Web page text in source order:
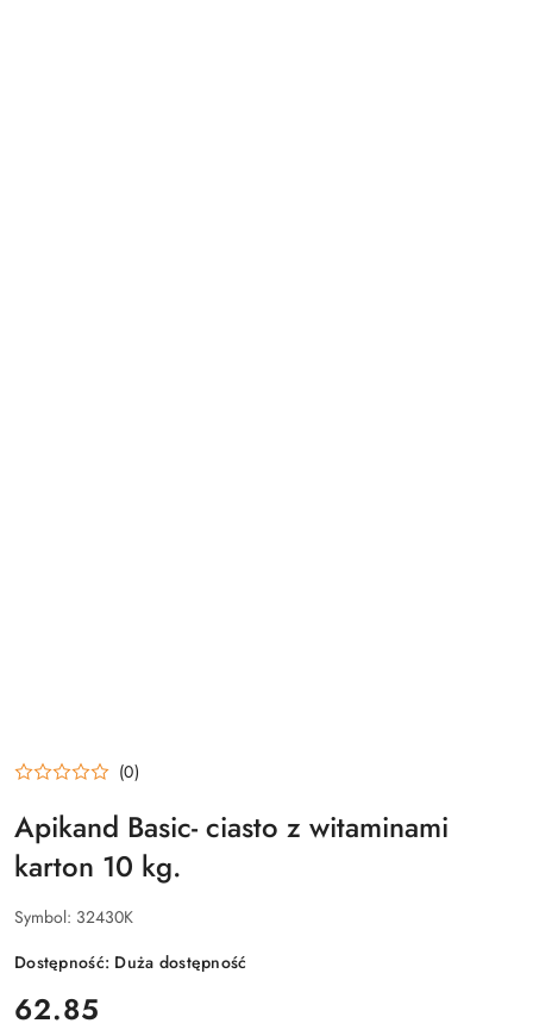
(0)
Apikand Basic- ciasto z witaminami
karton 10 kg.
Symbol: 32430K
Dostępność: Duża dostępność
cena:
62.85